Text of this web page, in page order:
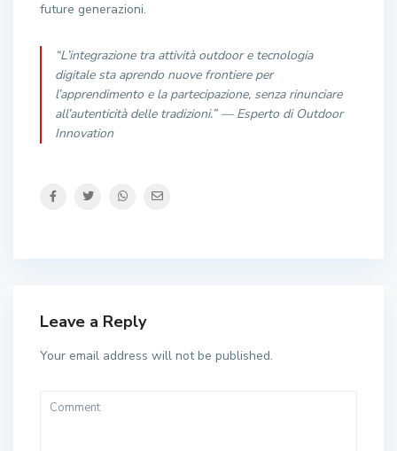
future generazioni.
“L’integrazione tra attività outdoor e tecnologia
digitale sta aprendo nuove frontiere per
l’apprendimento e la partecipazione, senza rinunciare
all’autenticità delle tradizioni.” — Esperto di Outdoor
Innovation
Leave a Reply
Your email address will not be published.